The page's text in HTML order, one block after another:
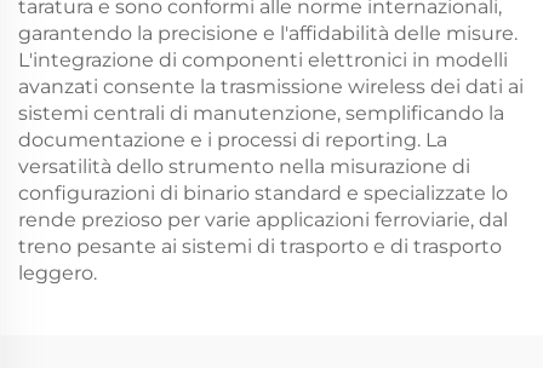
taratura e sono conformi alle norme internazionali,
garantendo la precisione e l'affidabilità delle misure.
L'integrazione di componenti elettronici in modelli
avanzati consente la trasmissione wireless dei dati ai
sistemi centrali di manutenzione, semplificando la
documentazione e i processi di reporting. La
versatilità dello strumento nella misurazione di
configurazioni di binario standard e specializzate lo
rende prezioso per varie applicazioni ferroviarie, dal
treno pesante ai sistemi di trasporto e di trasporto
leggero.